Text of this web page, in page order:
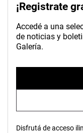
¡Registrate
Accedé a una
de noticias y
Galería.
Disfrutá de acceso